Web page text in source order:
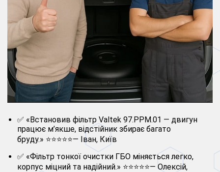
✅ «Встановив фільтр Valtek 97.PPM.01 — двигун
працює м’якше, відстійник збирає багато
бруду.» ⭐⭐⭐⭐⭐— Іван, Київ
✅ «Фільтр тонкої очистки ГБО міняється легко,
корпус міцний та надійний.» ⭐⭐⭐⭐⭐— Олексій,